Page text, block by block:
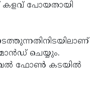
കളവ് പോയതായി
ചെയ്യും.
ഫോൺ കടയില്‍